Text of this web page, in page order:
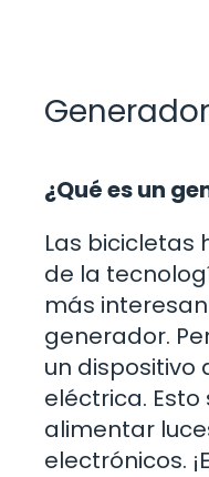
¿Qué es un
Las bicicletas
de la
más
generador.
un dispositivo
eléctrica.
alimentar
electrónicos.